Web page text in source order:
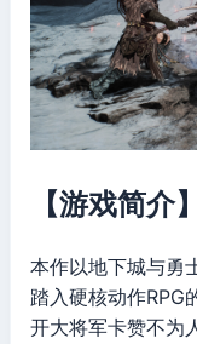
【游戏简介】
本作以地下城与勇
踏入硬核动作RPG
开大将军卡赞不为